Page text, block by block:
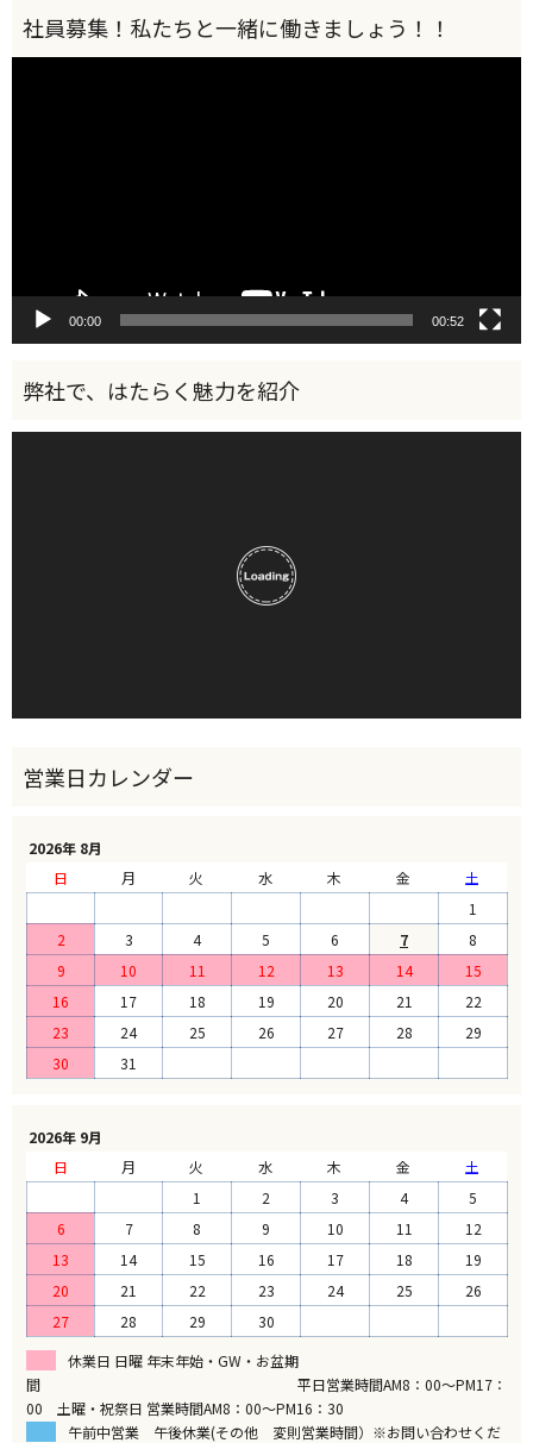
00:00 00:52
2026年 8月
日
月 火 水 木 金
土
1
2
3 4 5 6 7
8
9
10 11 12 13 14
15
16
17 18 19 20 21
22
23
24 25 26 27 28
29
30
31
2026年 9月
日
月 火 水 木 金
土
1
2 3 4
5
6
7 8 9 10 11
12
13
14 15 16 17 18
19
20
21 22 23 24 25
26
27
28 29
30
休業日 日曜 年末年始・GW・お盆期
間 平日営業時間AM8：00～PM17：
00 土曜・祝祭日 営業時間AM8：00～PM16：30
午前中営業 午後休業(その他 変則営業時間）※お問い合わせくだ